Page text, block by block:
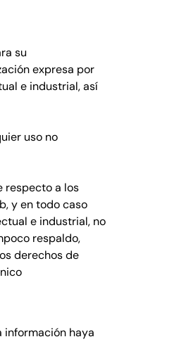
su
expresa por
e industrial, así
uso no
respecto a los
y en todo caso
e industrial, no
respaldo,
derechos de
información haya